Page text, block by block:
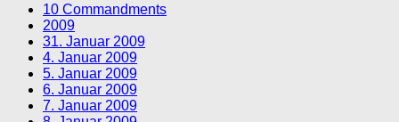
10 Commandments
2009
31. Januar 2009
4. Januar 2009
5. Januar 2009
6. Januar 2009
7. Januar 2009